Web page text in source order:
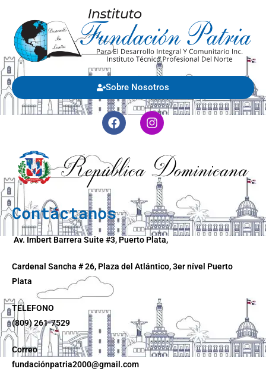
Sobre Nosotros
Contáctanos
Av. Imbert Barrera Suite #3, Puerto Plata,
Cardenal Sancha # 26, Plaza del Atlántico, 3er nível Puerto
Plata
TELEFONO
(809) 261-7529
Correo
fundaciónpatria2000@gmail.com